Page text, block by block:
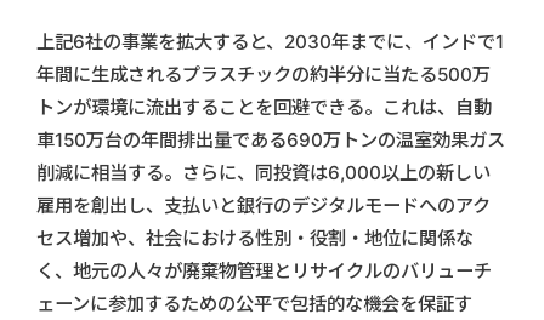
上記6社の事業を拡大すると、2030年までに、インドで1
年間に生成されるプラスチックの約半分に当たる500万
トンが環境に流出することを回避できる。これは、自動
車150万台の年間排出量である690万トンの温室効果ガス
削減に相当する。さらに、同投資は6,000以上の新しい
雇用を創出し、支払いと銀行のデジタルモードへのアク
セス増加や、社会における性別・役割・地位に関係な
く、地元の人々が廃棄物管理とリサイクルのバリューチ
ェーンに参加するための公平で包括的な機会を保証す